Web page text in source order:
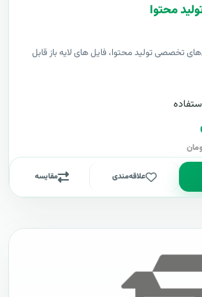
محتوا
تخصصی تولید محتوا، فایل های لایه باز قابل
علاقه‌مندی مقایسه